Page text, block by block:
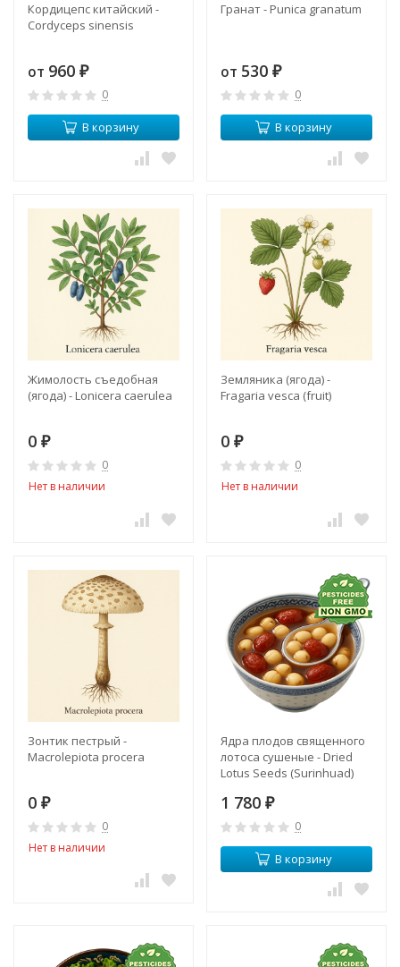
Кордицепс китайский -
Cordyceps sinensis
от 960 ₽
0
В корзину
Гранат - Punica granatum
от 530 ₽
0
В корзину
Жимолость съедобная
(ягода) - Lonicera caerulea
0 ₽
0
Нет в наличии
Земляника (ягода) -
Fragaria vesca (fruit)
0 ₽
0
Нет в наличии
Зонтик пестрый -
Macrolepiota procera
0 ₽
0
Нет в наличии
Ядра плодов священного
лотоса сушеные - Dried
Lotus Seeds (Surinhuad)
1 780 ₽
0
В корзину